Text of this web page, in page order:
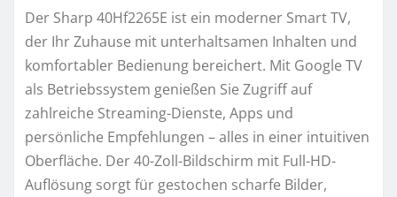
Der Sharp 40Hf2265E ist ein moderner Smart TV,
der Ihr Zuhause mit unterhaltsamen Inhalten und
komfortabler Bedienung bereichert. Mit Google TV
als Betriebssystem genießen Sie Zugriff auf
zahlreiche Streaming-Dienste, Apps und
persönliche Empfehlungen – alles in einer intuitiven
Oberfläche. Der 40-Zoll-Bildschirm mit Full-HD-
Auflösung sorgt für gestochen scharfe Bilder,